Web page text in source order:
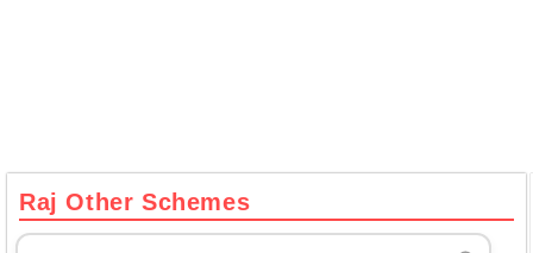
Raj Other Schemes